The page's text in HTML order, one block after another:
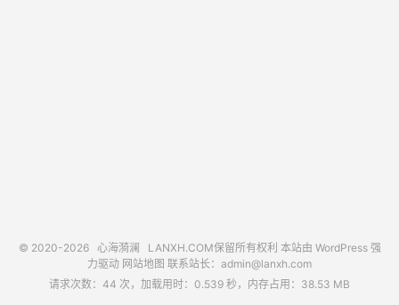
© 2020-2026 心海漪澜 LANXH.COM保留所有权利 本站由 WordPress 强
力驱动 网站地图 联系站长： admin@lanxh.com
请求次数：44 次，加载用时：0.539 秒，内存占用：38.53 MB